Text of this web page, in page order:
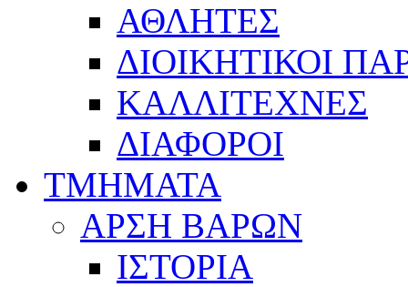
ΑΘΛΗΤΕΣ
ΔΙΟΙΚΗΤΙΚΟΙ
ΚΑΛΛΙΤΕΧΝΕΣ
ΔΙΑΦΟΡΟΙ
ΤΜΗΜΑΤΑ
ΑΡΣΗ ΒΑΡΩΝ
ΙΣΤΟΡΙΑ